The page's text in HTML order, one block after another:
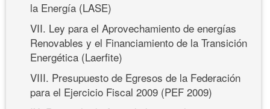
la Energía (LASE)
VII. Ley para el Aprovechamiento de energías
Renovables y el Financiamiento de la Transición
Energética (Laerfite)
VIII. Presupuesto de Egresos de la Federación
para el Ejercicio Fiscal 2009 (PEF 2009)